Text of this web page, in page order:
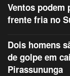
Ventos podem
frente fria no
Dois homens
de golpe em
Pirassununga